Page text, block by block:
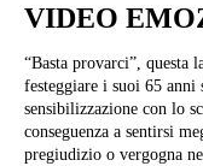
VIDEO
“Basta provarci”, questa
festeggiare i suoi 65 anni
sensibilizzazione con lo
conseguenza a sentirsi
pregiudizio o vergogna